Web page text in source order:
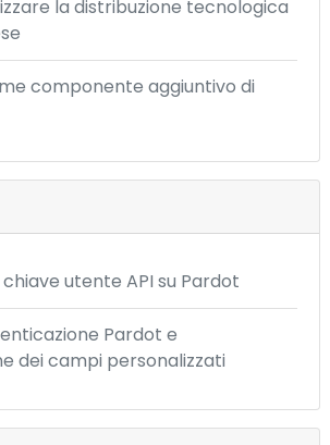
la distribuzione tecnologica
componente aggiuntivo di
utente API su Pardot
Pardot e
dei campi personalizzati